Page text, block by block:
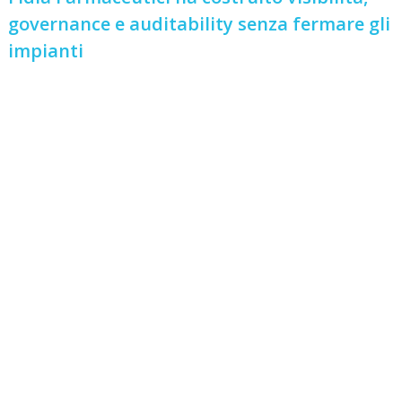
governance e auditability senza fermare gli
impianti